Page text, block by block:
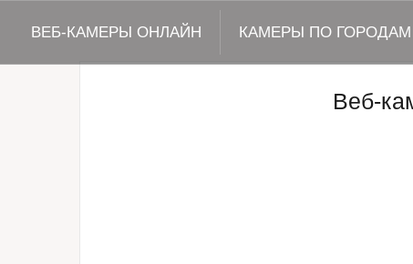
ВЕБ-КАМЕРЫ ОНЛАЙН КАМЕРЫ ПО ГОРОДАМ
Веб-